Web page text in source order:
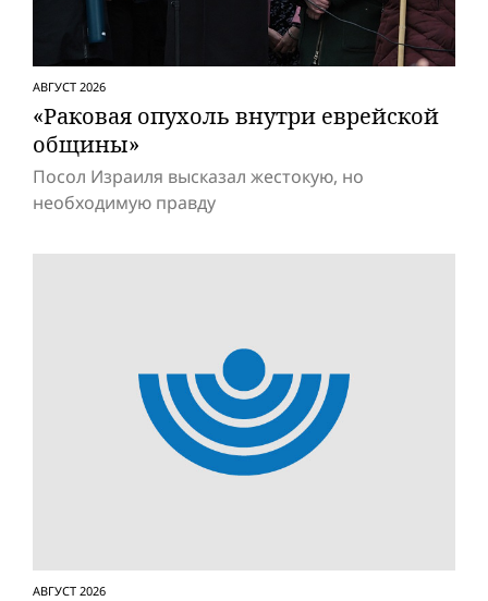
АВГУСТ 2026
«Раковая опухоль внутри еврейской
общины»
Посол Израиля высказал жестокую, но
необходимую правду
АВГУСТ 2026